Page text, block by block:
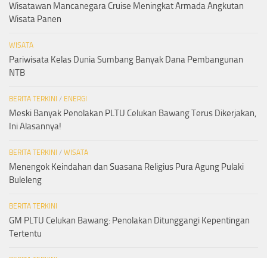
Wisatawan Mancanegara Cruise Meningkat Armada Angkutan
Wisata Panen
WISATA
Pariwisata Kelas Dunia Sumbang Banyak Dana Pembangunan
NTB
BERITA TERKINI / ENERGI
Meski Banyak Penolakan PLTU Celukan Bawang Terus Dikerjakan,
Ini Alasannya!
BERITA TERKINI / WISATA
Menengok Keindahan dan Suasana Religius Pura Agung Pulaki
Buleleng
BERITA TERKINI
GM PLTU Celukan Bawang: Penolakan Ditunggangi Kepentingan
Tertentu